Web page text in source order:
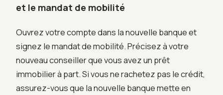
et le mandat de mobilité
Ouvrez votre compte dans la nouvelle banque et
signez le mandat de mobilité. Précisez à votre
nouveau conseiller que vous avez un prêt
immobilier à part. Si vous ne rachetez pas le crédit,
assurez-vous que la nouvelle banque mette en